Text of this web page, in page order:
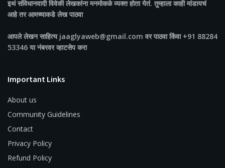
इथं संविधानवादी विवेकी लेखकांना मनमोकळे व्यक्त होता येतं. तुम्हाला काही मांडायचं
आहे तर आमच्याकडे लेख पाठवा
आपले लेखन साहित्य jaaglyaweb@gmail.com वर पाठवा किंवा +91 88284
53346 या नंबरवर व्हाटसेप करा
Important Links
About us
Community Guidelines
Contact
Privacy Policy
Refund Policy